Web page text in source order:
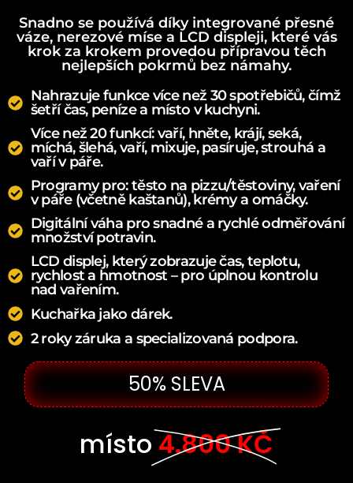
Snadno se používá díky integrované přesné
váze, nerezové míse a LCD displeji, které vás
krok za krokem provedou přípravou těch
nejlepších pokrmů bez námahy.
Nahrazuje funkce více než 30 spotřebičů, čímž
šetří čas, peníze a místo v kuchyni.
Více než 20 funkcí: vaří, hněte, krájí, seká,
míchá, šlehá, vaří, mixuje, pasíruje, strouhá a
vaří v páře.
Programy pro: těsto na pizzu/těstoviny, vaření
v páře (včetně kaštanů), krémy a omáčky.
Digitální váha pro snadné a rychlé odměřování
množství potravin.
LCD displej, který zobrazuje čas, teplotu,
rychlost a hmotnost – pro úplnou kontrolu
nad vařením.
Kuchařka jako dárek.
2 roky záruka a specializovaná podpora.
50% SLEVA
místo 4.800 KČ